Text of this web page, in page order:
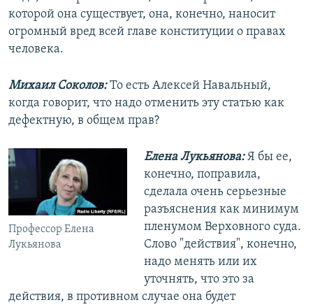
которой она существует, она, конечно, наносит
огромный вред всей главе конституции о правах
человека.
Михаил Соколов:То есть Алексей Навальный,
когда говорит, что надо отменить эту статью как
дефектную, в общем прав?
Профессор Елена
Лукьянова
Елена Лукьянова:Я бы ее,
конечно, поправила,
сделала очень серьезные
разъяснения как минимум
пленумом Верховного суда.
Слово "действия", конечно,
надо менять или их
уточнять, что это за
действия, в противном случае она будет